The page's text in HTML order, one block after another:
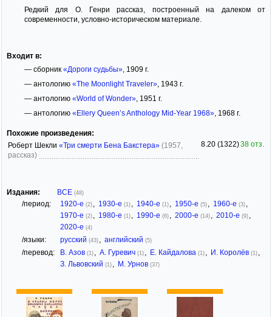
Редкий для О. Генри рассказ, построенный на далеком от
современности, условно-историческом материале.
Входит в:
— сборник «Дороги судьбы», 1909 г.
— антологию «The Moonlight Traveler», 1943 г.
— антологию «World of Wonder», 1951 г.
— антологию «Ellery Queen’s Anthology Mid-Year 1968», 1968 г.
Похожие произведения:
Роберт Шекли «Три смерти Бена Бакстера» (1957,
рассказ)
8.20 (1322)38 отз.
Издания: ВСЕ (48)
/период: 1920-е (2) , 1930-е (1) , 1940-е (1) , 1950-е (5) , 1960-е (3) ,
1970-е (2) , 1980-е (1) , 1990-е (6) , 2000-е (14) , 2010-е (9) ,
2020-е (4)
/языки: русский (43) , английский (5)
/перевод: В. Азов (1) , А. Гуревич (1) , Е. Кайдалова (1) , И. Королёв (1) ,
З. Львовский (1) , М. Урнов (37)